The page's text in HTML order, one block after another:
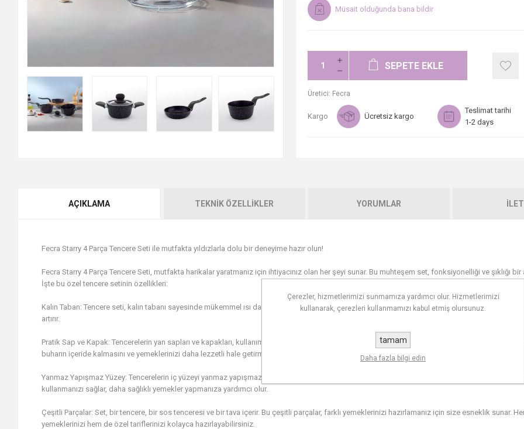
Müsait olduğunda bana bildir
SEPETE EKLE
Üretici: Fecra
Kargo Ücretsiz kargo
Teslimat tarihi
1-2 days
AÇIKLAMA TEKNIK ÖZELLIKLER YORUMLAR
Fecra Starry 4 Parça Tencere Seti ile mutfakta yıldızlarla dolu bir deneyime hazır olun!
Fecra Starry 4 Parça Tencere Seti, mutfakta harikalar yaratmanız için ihtiyacınız olan her şeyi sunar. Bu muhteşem set, fonksiyonelliği ve şıklığı bir
İşte bu özel tencere setinin özellikleri:
Kalın Taban: Tencere seti, kalın tabanı sayesinde mükemmel ısı dağılımı sağlar. Bu, yemeklerinizi homojen bir şekilde pişirmenize yardımcı olur
artırır.
Pratik Sap ve Kapak: Tencerelerin yan sapları ve kapakları, kullanımı kolaylaştırır. Yemekleri taşırken veya karıştırırken daha fazla kontrol sağlar.
buharın içeride kalmasını ve yemeklerinizi daha lezzetli hale getirmesini sağlar.
Yanmaz Yapışmaz Yüzey: Tencerelerin iç yüzeyi yanmaz yapışmaz özelliktedir. Bu, yemeklerin yapışmasını engeller ve temizliği kolaylaştırır.
kullanmanızı sağlar, daha sağlıklı yemekler yapmanıza yardımcı olur.
Çeşitli Parçalar: Set, bir tencere, bir sos tenceresi ve bir tava içerir. Bu çeşitli parçalar, farklı yemeklerinizi hazırlamanız için size esneklik sunar.
yemeklerinizi hem de özel tariflerinizi kolayca hazırlayabilirsiniz.
Çerezler, hizmetlerimizi sunmamıza yardımcı olur. Hizmetlerimizi
kullanarak, çerezleri kullanmamızı kabul etmiş olursunuz.
tamam
Daha fazla bilgi edin